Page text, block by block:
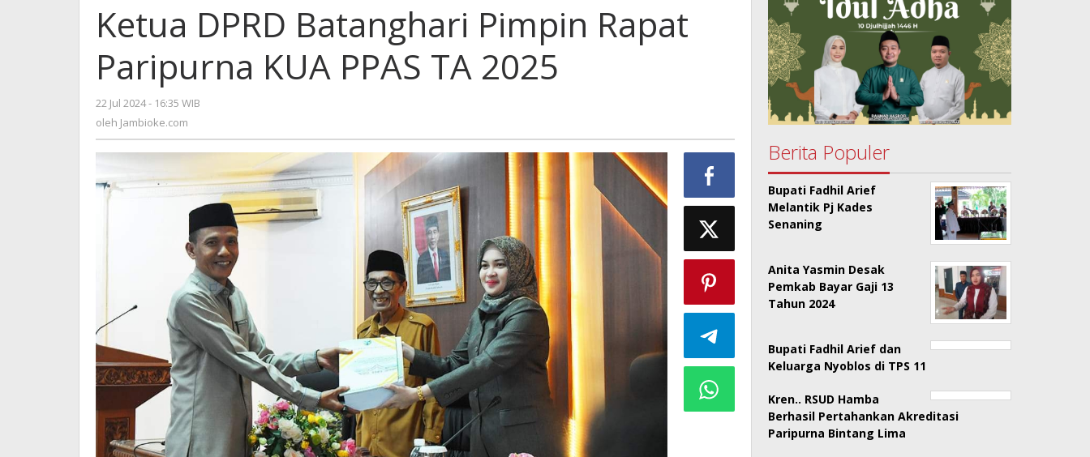
Pimpin
Rapat
Paripurna
KUA
Ketua DPRD Batanghari Pimpin Rapat
Paripurna KUA PPAS TA 2025
22 Jul 2024 - 16:35 WIB
oleh Jambioke.com
Berita Populer
Bupati Fadhil Arief
Melantik Pj Kades
Senaning
Anita Yasmin Desak
Pemkab Bayar Gaji 13
Tahun 2024
Bupati Fadhil Arief dan
Keluarga Nyoblos di TPS 11
Kren.. RSUD Hamba
Berhasil Pertahankan Akreditasi
Paripurna Bintang Lima